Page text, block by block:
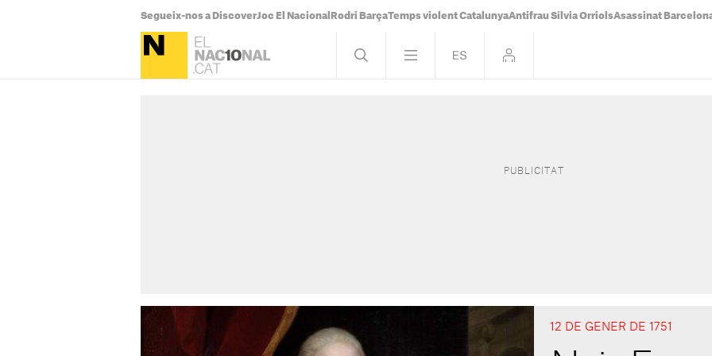
Segueix-nos a DiscoverJoc El Nacional Rodri BarçaTemps violent CatalunyaAntifrau Sílvia OrriolsAsassinat
12 DE GENER DE 1751